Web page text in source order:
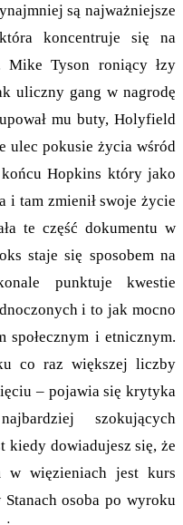
są najważniejsze
koncentruje się na
Mike Tyson roniący łzy
uliczny gang w nagrodę
mu buty, Holyfield
ulec pokusie życia wśród
Hopkins który jako
i tam zmienił swoje życie
te część dokumentu w
staje się sposobem na
punktuje kwestie
i to jak mocno
społecznym i etnicznym.
co raz większej liczby
– pojawia się krytyka
szokujących
kiedy dowiadujesz się, że
w więzieniach jest kurs
osoba po wyroku